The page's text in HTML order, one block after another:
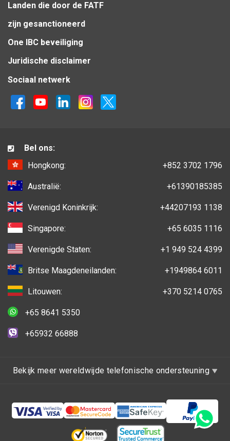
Landen die door de FATF
zijn gesanctioneerd
One IBC beveiliging
Juridische disclaimer
Sociaal netwerk
Bel ons:
Hongkong:
+852 3702 1796
Australië: +61390185385
Verenigd Koninkrijk: +44207193 1138
Singapore: +65 6035 1116
Verenigde Staten: +1 949 524 4399
Britse Maagdeneilanden: +1949864 6011
Litouwen: +370 5214 0765
+65 8641 5350
+65932 66888
Bekijk meer wereldwijde telefonische ondersteuning